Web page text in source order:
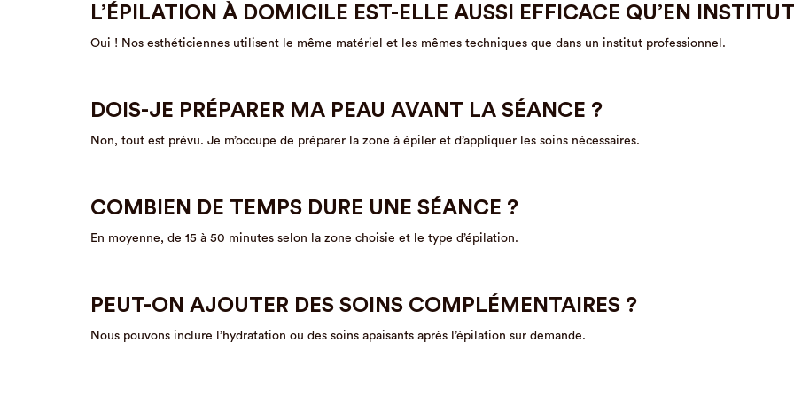
L’ÉPILATION À DOMICILE EST-ELLE AUSSI EFFICACE QU’EN
Oui ! Nos esthéticiennes utilisent le même matériel et les mêmes techniques que dans un institut professionnel.
DOIS-JE PRÉPARER MA PEAU AVANT LA SÉANCE ?
Non, tout est prévu. Je m’occupe de préparer la zone à épiler et d’appliquer les soins nécessaires.
COMBIEN DE TEMPS DURE UNE SÉANCE ?
En moyenne, de 15 à 50 minutes selon la zone choisie et le type d’épilation.
PEUT-ON AJOUTER DES SOINS COMPLÉMENTAIRES ?
Nous pouvons inclure l’hydratation ou des soins apaisants après l’épilation sur demande.